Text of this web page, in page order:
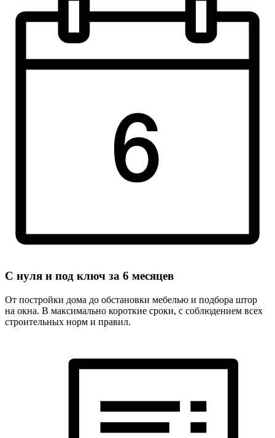
С нуля и под ключ за 6 месяцев
От постройки дома до обстановки мебелью и подбора штор
на окна. В максимально короткие сроки, с соблюдением всех
строительных норм и правил.